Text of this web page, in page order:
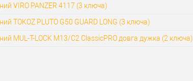
VIRO PANZER 4117 (3 ключа)
TOKOZ PLUTO G50 GUARD LONG (3 ключа)
MUL-T-LOCK M13/C2 ClassicPRO довга дужка (2 ключа)